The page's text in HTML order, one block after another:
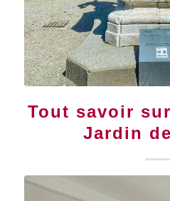
Tout savoir
Jardin